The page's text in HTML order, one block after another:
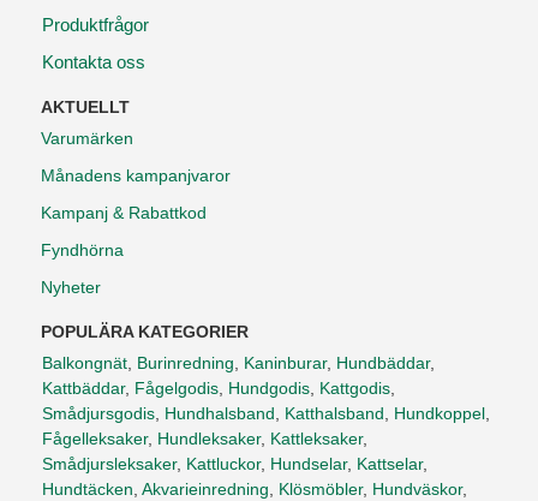
Produktfrågor
Kontakta oss
AKTUELLT
Varumärken
Månadens kampanjvaror
Kampanj & Rabattkod
Fyndhörna
Nyheter
POPULÄRA KATEGORIER
Balkongnät, Burinredning, Kaninburar, Hundbäddar,
Kattbäddar, Fågelgodis, Hundgodis, Kattgodis,
Smådjursgodis, Hundhalsband, Katthalsband, Hundkoppel,
Fågelleksaker, Hundleksaker, Kattleksaker,
Smådjursleksaker, Kattluckor, Hundselar, Kattselar,
Hundtäcken, Akvarieinredning, Klösmöbler, Hundväskor,